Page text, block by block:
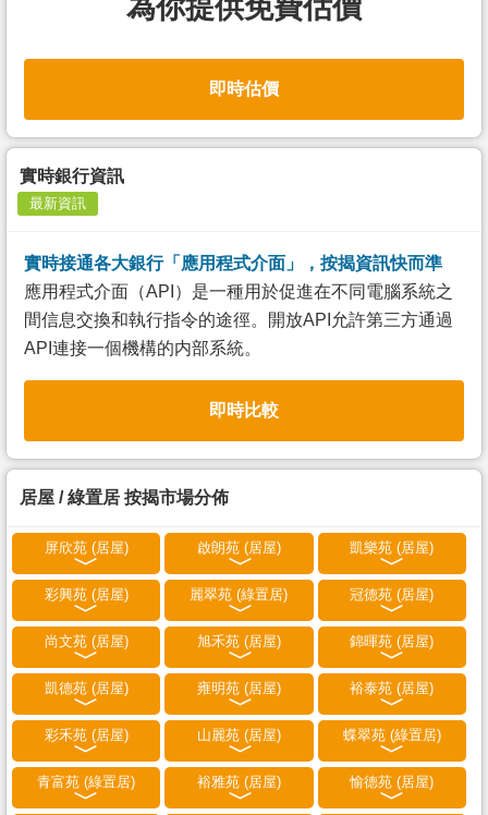
為你提供免費估價
即時估價
實時銀行資訊
最新資訊
實時接通各大銀行「應用程式介面」，按揭資訊快而準
應用程式介面（API）是一種用於促進在不同電腦系統之
間信息交換和執行指令的途徑。開放API允許第三方通過
API連接一個機構的内部系統。
即時比較
居屋 / 綠置居 按揭市場分佈
屏欣苑 (居屋) 啟朗苑 (居屋) 凱樂苑 (居屋)
彩興苑 (居屋) 麗翠苑 (綠置居) 冠德苑 (居屋)
尚文苑 (居屋) 旭禾苑 (居屋) 錦暉苑 (居屋)
凱德苑 (居屋) 雍明苑 (居屋) 裕泰苑 (居屋)
彩禾苑 (居屋) 山麗苑 (居屋) 蝶翠苑 (綠置居)
青富苑 (綠置居) 裕雅苑 (居屋) 愉德苑 (居屋)